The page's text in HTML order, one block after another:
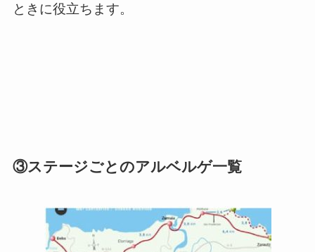
ときに役立ちます。
③ステージごとのアルベルゲ一覧